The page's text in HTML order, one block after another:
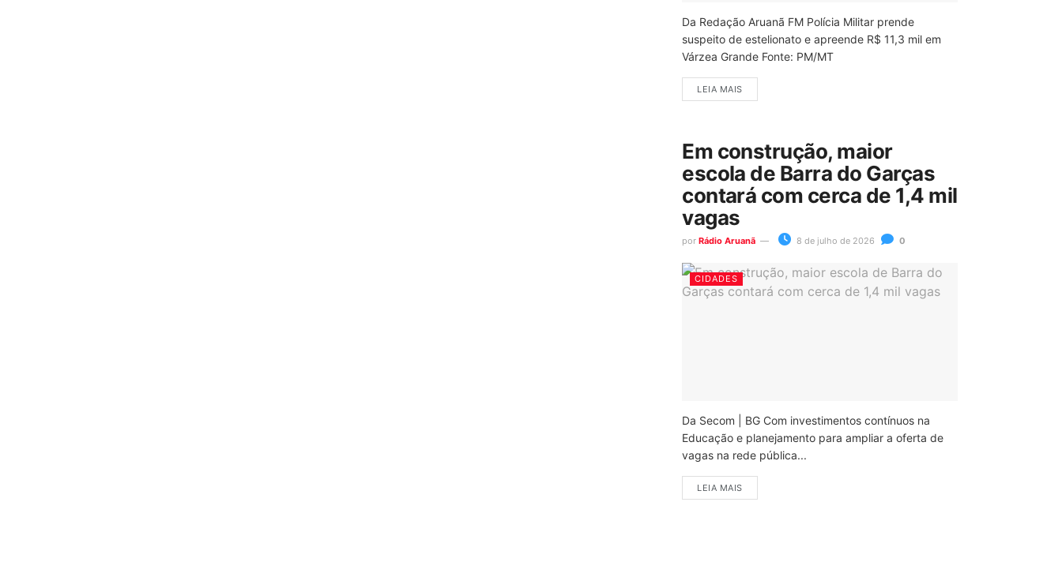
Da Redação Aruanã FM Polícia Militar prende
suspeito de estelionato e apreende R$ 11,3 mil em
Várzea Grande Fonte: PM/MT
LEIA MAIS
Em construção, maior
escola de Barra do Garças
contará com cerca de 1,4 mil
vagas
por Rádio Aruanã 8 de julho de 2026 0
CIDADES
Da Secom | BG Com investimentos contínuos na
Educação e planejamento para ampliar a oferta de
vagas na rede pública...
LEIA MAIS